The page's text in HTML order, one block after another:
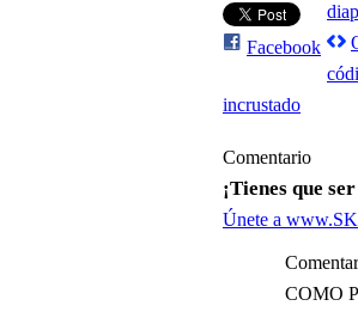
Facebook
incrustado
Comentario
¡Tienes que
Únete a
COMO